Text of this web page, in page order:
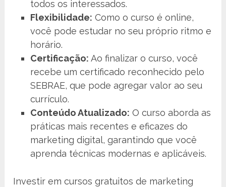
todos os interessados.
Flexibilidade: Como o curso é online,
você pode estudar no seu próprio ritmo e
horário.
Certificação: Ao finalizar o curso, você
recebe um certificado reconhecido pelo
SEBRAE, que pode agregar valor ao seu
currículo.
Conteúdo Atualizado: O curso aborda as
práticas mais recentes e eficazes do
marketing digital, garantindo que você
aprenda técnicas modernas e aplicáveis.
Investir em cursos gratuitos de marketing